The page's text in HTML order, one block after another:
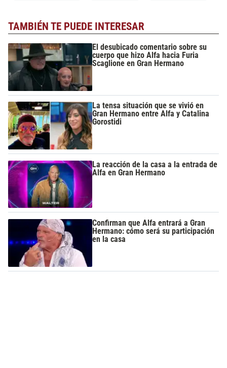
TAMBIÉN TE PUEDE INTERESAR
El desubicado comentario sobre su
cuerpo que hizo Alfa hacia Furia
Scaglione en Gran Hermano
La tensa situación que se vivió en
Gran Hermano entre Alfa y Catalina
Gorostidi
La reacción de la casa a la entrada de
Alfa en Gran Hermano
Confirman que Alfa entrará a Gran
Hermano: cómo será su participación
en la casa